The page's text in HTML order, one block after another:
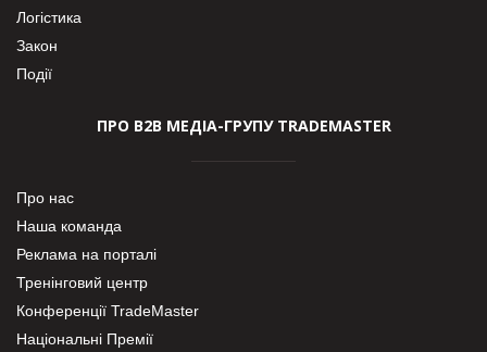
Логістика
Закон
Події
ПРО В2В МЕДІА-ГРУПУ TRADEMASTER
Про нас
Наша команда
Реклама на порталі
Тренінговий центр
Конференції TradeMaster
Національні Премії